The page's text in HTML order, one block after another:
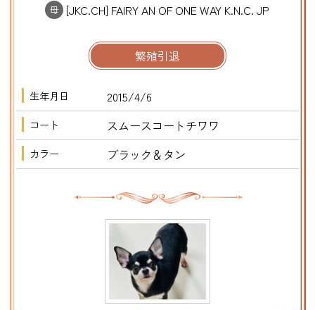
母 [JKC.CH] FAIRY AN OF ONE WAY K.N.C. JP
繁殖引退
生年月日 2015/4/6
コート スムースコートチワワ
カラー ブラック＆タン